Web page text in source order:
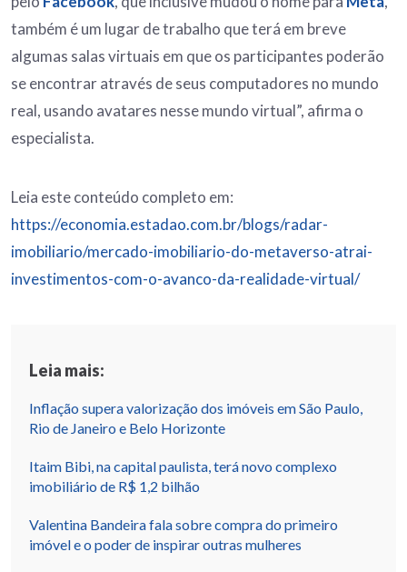
também é um lugar de trabalho que terá em breve
algumas salas virtuais em que os participantes poderão
se encontrar através de seus computadores no mundo
real, usando avatares nesse mundo virtual”, afirma o
especialista.
Leia este conteúdo completo em:
https://economia.estadao.com.br/blogs/radar-
imobiliario/mercado-imobiliario-do-metaverso-atrai-
investimentos-com-o-avanco-da-realidade-virtual/
Leia mais:
Inflação supera valorização dos imóveis em São Paulo,
Rio de Janeiro e Belo Horizonte
Itaim Bibi, na capital paulista, terá novo complexo
imobiliário de R$ 1,2 bilhão
Valentina Bandeira fala sobre compra do primeiro
imóvel e o poder de inspirar outras mulheres